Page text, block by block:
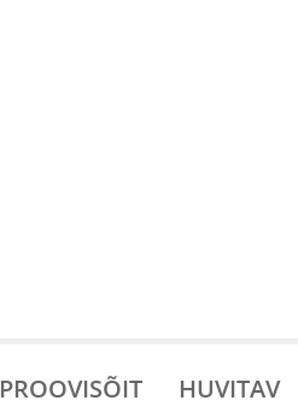
PROOVISÕIT HUVITAV